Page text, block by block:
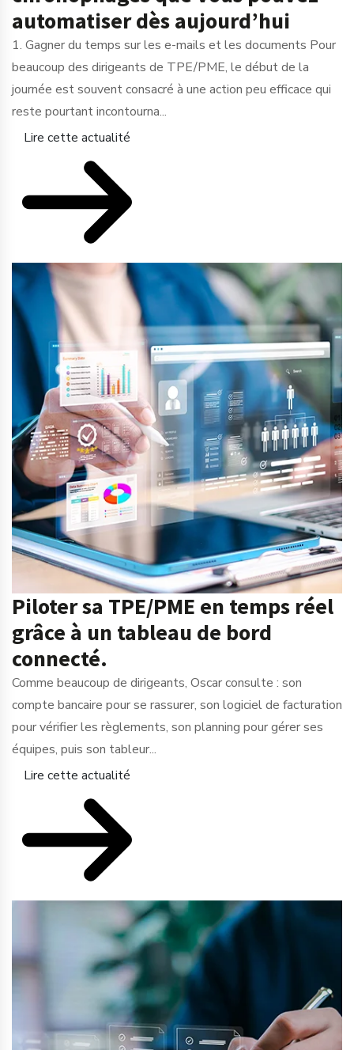
automatiser dès aujourd’hui
1. Gagner du temps sur les e-mails et les documents Pour
beaucoup des dirigeants de TPE/PME, le début de la
journée est souvent consacré à une action peu efficace qui
reste pourtant incontourna...
Lire cette actualité
Piloter sa TPE/PME en temps réel
grâce à un tableau de bord
connecté.
Comme beaucoup de dirigeants, Oscar consulte : son
compte bancaire pour se rassurer, son logiciel de facturation
pour vérifier les règlements, son planning pour gérer ses
équipes, puis son tableur...
Lire cette actualité